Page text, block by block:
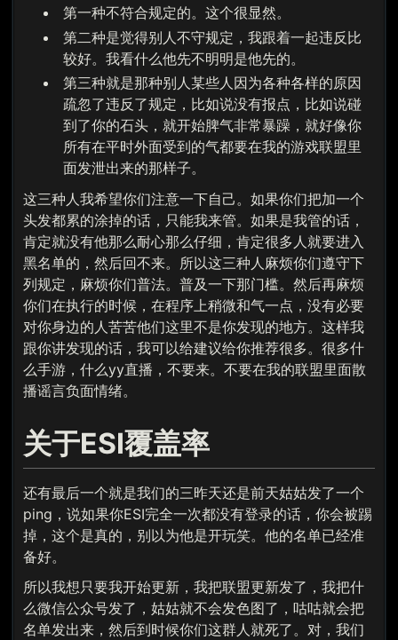
第一种不符合规定的。这个很显然。
第二种是觉得别人不守规定，我跟着一起违反比
较好。我看什么他先不明明是他先的。
第三种就是那种别人某些人因为各种各样的原因
疏忽了违反了规定，比如说没有报点，比如说碰
到了你的石头，就开始脾气非常暴躁，就好像你
所有在平时外面受到的气都要在我的游戏联盟里
面发泄出来的那样子。
这三种人我希望你们注意一下自己。如果你们把加一个
头发都累的涂掉的话，只能我来管。如果是我管的话，
肯定就没有他那么耐心那么仔细，肯定很多人就要进入
黑名单的，然后回不来。所以这三种人麻烦你们遵守下
列规定，麻烦你们普法。普及一下那门槛。然后再麻烦
你们在执行的时候，在程序上稍微和气一点，没有必要
对你身边的人苦苦他们这里不是你发现的地方。这样我
跟你讲发现的话，我可以给建议给你推荐很多。很多什
么手游，什么yy直播，不要来。不要在我的联盟里面散
播谣言负面情绪。
关于ESI覆盖率
还有最后一个就是我们的三昨天还是前天姑姑发了一个
ping，说如果你ESI完全一次都没有登录的话，你会被踢
掉，这个是真的，别以为他是开玩笑。他的名单已经准
备好。
所以我想只要我开始更新，我把联盟更新发了，我把什
么微信公众号发了，姑姑就不会发色图了，咕咕就会把
名单发出来，然后到时候你们这群人就死了。对，我们